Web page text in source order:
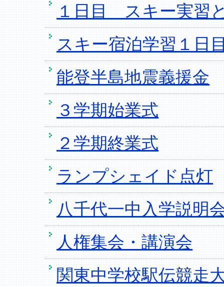
１日目 スキー実習
スキー宿泊学習１日
能登半島地震義援金
３学期始業式
２学期終業式
ランプシェイド点灯
八千代一中入学説明
人権集会・講演会
関東中学校駅伝競走